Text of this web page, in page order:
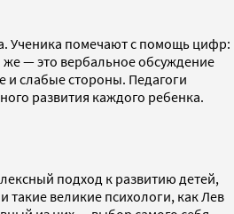
Ученика помечают с помощь цифр:
же — это вербальное обсуждение
и слабые стороны. Педагоги
развития каждого ребенка.
подход к развитию детей,
великие психологи, как Лев